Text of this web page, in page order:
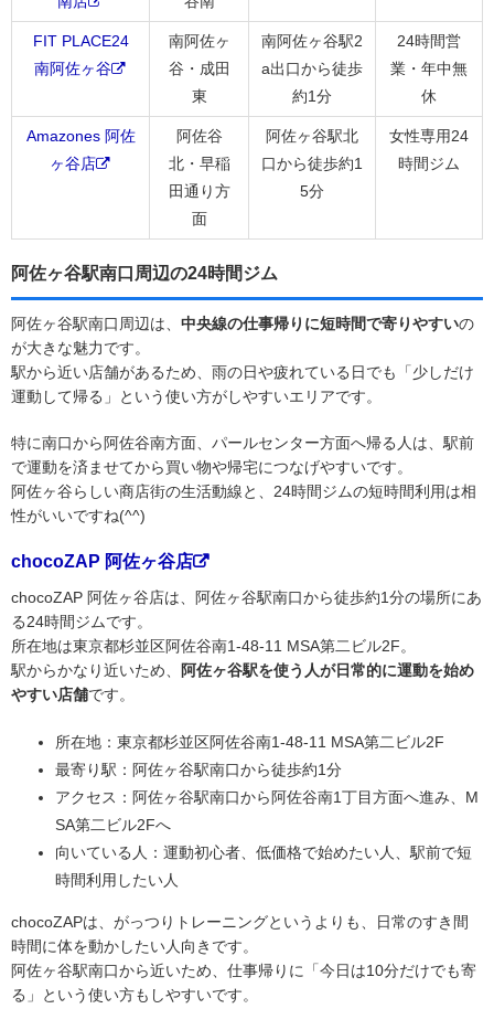
FIT PLACE24
南阿佐ヶ谷
南阿佐ヶ
谷・成田
東
南阿佐ヶ谷駅2
a出口から徒歩
約1分
24時間営
業・年中無
休
Amazones 阿佐
ヶ谷店
阿佐谷
北・早稲
田通り方
面
阿佐ヶ谷駅北
口から徒歩約1
5分
女性専用24
時間ジム
阿佐ヶ谷駅南口周辺の24時間ジム
阿佐ヶ谷駅南口周辺は、 中央線の仕事帰りに短時間で寄りやすいの
が大きな魅力です。
駅から近い店舗があるため、雨の日や疲れている日でも「少しだけ
運動して帰る」という使い方がしやすいエリアです。
特に南口から阿佐谷南方面、パールセンター方面へ帰る人は、駅前
で運動を済ませてから買い物や帰宅につなげやすいです。
阿佐ヶ谷らしい商店街の生活動線と、24時間ジムの短時間利用は相
性がいいですね(^^)
chocoZAP 阿佐ヶ谷店
chocoZAP 阿佐ヶ谷店は、阿佐ヶ谷駅南口から徒歩約1分の場所にあ
る24時間ジムです。
所在地は東京都杉並区阿佐谷南1-48-11 MSA第二ビル2F。
駅からかなり近いため、
阿佐ヶ谷駅を使う人が日常的に運動を始め
やすい店舗です。
所在地：東京都杉並区阿佐谷南1-48-11 MSA第二ビル2F
最寄り駅：阿佐ヶ谷駅南口から徒歩約1分
アクセス：阿佐ヶ谷駅南口から阿佐谷南1丁目方面へ進み、M
SA第二ビル2Fへ
向いている人：運動初心者、低価格で始めたい人、駅前で短
時間利用したい人
chocoZAPは、がっつりトレーニングというよりも、日常のすき間
時間に体を動かしたい人向きです。
阿佐ヶ谷駅南口から近いため、仕事帰りに「今日は10分だけでも寄
る」という使い方もしやすいです。